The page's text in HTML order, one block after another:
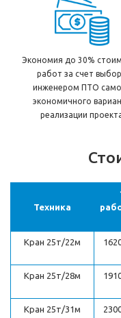
Экономия до 30%
работ за счет
инженером ПТО
экономичного
реализации
Техника
Кран 25т/22м
Кран 25т/28м
Кран 25т/31м